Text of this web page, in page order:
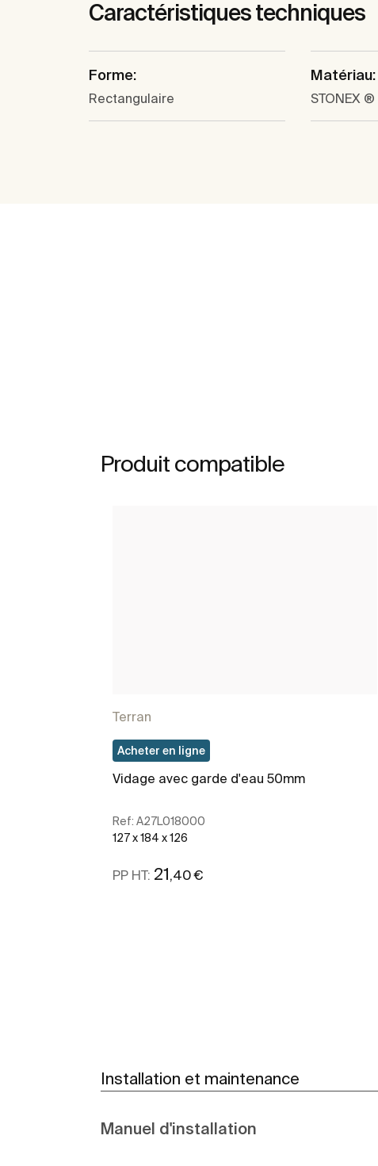
Caractéristiques techniques
Forme:
Rectangulaire
Matériau:
STONEX ®
Produit compatible
Terran
Acheter en ligne
Vidage avec garde d'eau 50mm
Ref: A27L018000
127 x 184 x 126
PP HT: 21 ,40 €
Installation et maintenance
Manuel d'installation